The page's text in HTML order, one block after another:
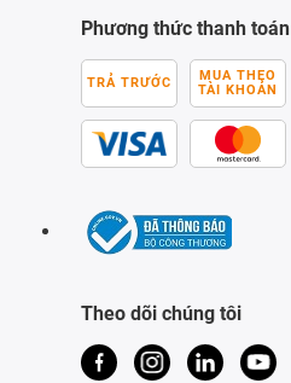
Phương thức thanh toán
TRẢ TRƯỚC
MUA THEO
TÀI KHOẢN
Theo dõi chúng tôi